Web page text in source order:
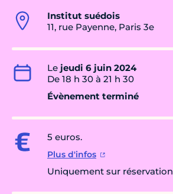
Institut suédois
11, rue Payenne, Paris 3e
Le jeudi 6 juin 2024
De 18 h 30 à 21 h 30
Évènement terminé
5 euros.
Plus d'infos
Uniquement sur réservation